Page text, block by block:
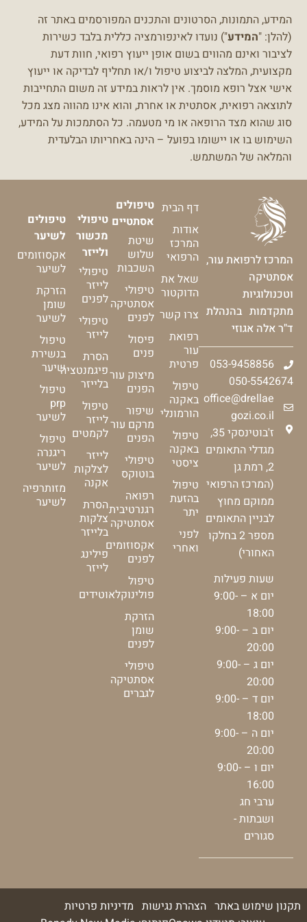
המידע, התמונות, הסרטונים והתכנים המפורסמים באתר זה
(להלן: "המידע") נועדו לאינפורמציה כללית בלבד כשירות
לציבור ואינם מהווים בשום אופן ייעוץ רפואי, חוות דעת
מקצועית, המלצה לביצוע טיפול ו/או תחליף לבדיקה או ייעוץ
אישי אצל רופא מוסמך. אין לראות במידע זה משום התחייבות
לתוצאה רפואית, אסתטית או אחרת, והוא אינו מהווה מצג מכל
סוג שהוא מצד הרופאה או מי מטעמה. כל הסתמכות על המידע,
השימוש בו או יישומו בפועל – הינה באחריותו הבלעדית
והמלאה של המשתמש.
המרכז לרפואת עור,
אסתטיקה
וטכנולוגיות
מתקדמות בהנהלת
ד"ר אלה אגוזי
053-9458856
050-5542674
office@drellae
gozi.co.il
ז'בוטינסקי 35,
מגדלי התאומים
2, רמת גן
(המרכז הרפואי
ממוקם מחוץ
לבניין התאומים
מספר 2 בחלקו
האחורי)
שעות פעילות
יום א – 9:00-
18:00
יום ב – 9:00-
20:00
יום ג – 9:00-
20:00
יום ד – 9:00-
18:00
יום ה – 9:00-
20:00
יום ו – 9:00-
16:00
ערבי חג
ושבתות -
סגורים
דף הבית
אודות
המרכז
הרפואי
שאל את
הדוקטור
צרו קשר
רפואת
עור
פרטית
טיפול
באקנה
הורמונלי
טיפול
באקנה
ציסטי
טיפול
בהזעת
יתר
לפני
ואחרי
טיפולים
אסתטיים
שיטת
שלוש
השכבות
טיפולי
אסתטיקה
לפנים
פיסול
פנים
מיצוק עור
הפנים
שיפור
מרקם עור
הפנים
טיפולי
בוטוקס
רפואה
רגנרטיבית
אסתטיקה
אקסוזומים
לפנים
טיפול
פולינוקלאוטידים
הזרקת
שומן
לפנים
טיפולי
אסתטיקה
לגברים
טיפולי
מכשור
ולייזר
טיפולי
לייזר
לפנים
טיפולי
לייזר
הסרת
פיגמנטציה
בלייזר
טיפול
לייזר
לקמטים
לייזר
לצלקות
אקנה
הסרת
צלקות
בלייזר
פילינג
לייזר
טיפולים
לשיער
אקסוזומים
לשיער
הזרקת
שומן
לשיער
טיפול
בנשירת
שיער
טיפול
prp
לשיער
טיפול
ריגנרה
לשיער
מזותרפיה
לשיער
תקנון שימוש באתר הצהרת נגישות מדיניות פרטיות